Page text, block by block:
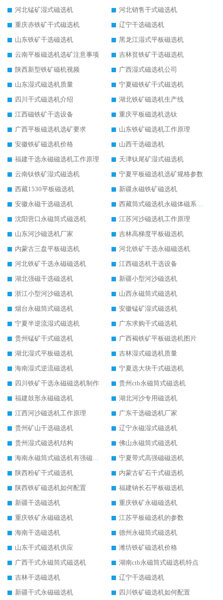
河北锰矿湿式磁选机
河北销售干式磁选机
重庆赤铁矿干式磁选机
辽宁干选磁选机
山东铁矿干选磁选机
黑龙江湿式平板磁选机
云南平板磁选机选矿注意事项
吉林贫铁矿干选磁选机
陕西新型铁矿磁机视频
广西湿式磁选机公司
山东湿式磁选机质量
宁夏磁铁矿干式磁选机
四川干式磁选机介绍
湖北铁矿磁选机生产线
江西磁铁矿干选设备
重庆平板磁选机选钛
广西平板磁选机选矿要求
山东铁矿磁选机工作原理
安徽铁矿磁选机价格
山西干选磁选机
福建干选永磁磁选机工作原理
天津钛尾矿湿式磁选机
云南钛铁矿湿式磁选机
宁夏平板磁选机选矿规格参数
西藏1530平板磁选机
新疆永磁铁矿磁选机
安徽永磁干选磁选机
西藏筒式磁选机永磁体磁系设计
沈阳营口永磁筒式磁选机
江苏河沙磁选机工作原理
山东河沙磁选机厂家
吉林高梯度平板磁选机
内蒙古三盘平板磁选机
河北铁矿干选永磁磁选机
河北铁矿干选永磁磁选机
江西磁选机干选设备
湖北强磁干选磁选机
新疆小型河沙磁选机
浙江小型河沙磁选机
山西永磁筒式磁选机
烟台永磁筒式磁选机
安徽锰矿湿式磁选机
宁夏半逆流湿式磁选机
广东求购干式磁选机
贵州锰矿干式磁选机
广西褐铁矿平板磁选机图片
湖北湿式平板磁选机
吉林湿式磁选机质量
海南湿式逆流磁选机
宁夏选大块干式磁选机
四川铁矿干选永磁磁选机制作
贵州ctb永磁筒式磁选机
福建鼓形永磁磁选机
湖北河沙专用磁选机
江西河沙磁选机工作原理
广东干选磁选机厂家
贵州矿山干选磁选机
辽宁永磁湿式磁选机
贵州湿式磁选机结构
佛山永磁筒式磁选机
海南永磁筒式磁选机有强磁的吗
宁夏带式高强磁磁选机
陕西粉矿干式磁选机
内蒙古矿石干式磁选机
陕西铁矿磁选机如何配置
福建钠长石平板磁选机
新疆干选磁选机
重庆铁矿永磁磁选机
重庆铁矿永磁磁选机
江苏平板磁选机的参数
海南干选磁选机
德州永磁筒式磁选机
山东干式磁选机供应
潍坊铁矿磁选机价格
广西干式永磁筒式磁选机
湖南ctb永磁筒式磁选机特点
吉林干选磁选机
辽宁干选磁选机
新疆干式永磁磁选机
四川铁矿磁选机如何配置